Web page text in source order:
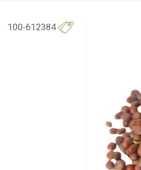
100-612384